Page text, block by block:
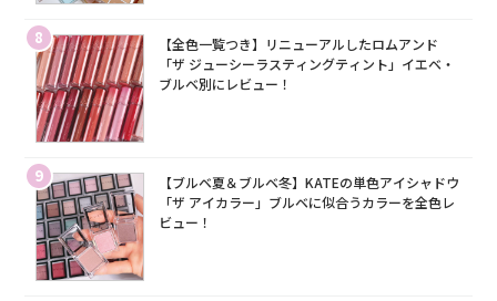
8
【全色一覧つき】リニューアルしたロムアンド
「ザ ジューシーラスティングティント」イエベ・
ブルベ別にレビュー！
9
【ブルベ夏＆ブルベ冬】KATEの単色アイシャドウ
「ザ アイカラー」ブルベに似合うカラーを全色レ
ビュー！